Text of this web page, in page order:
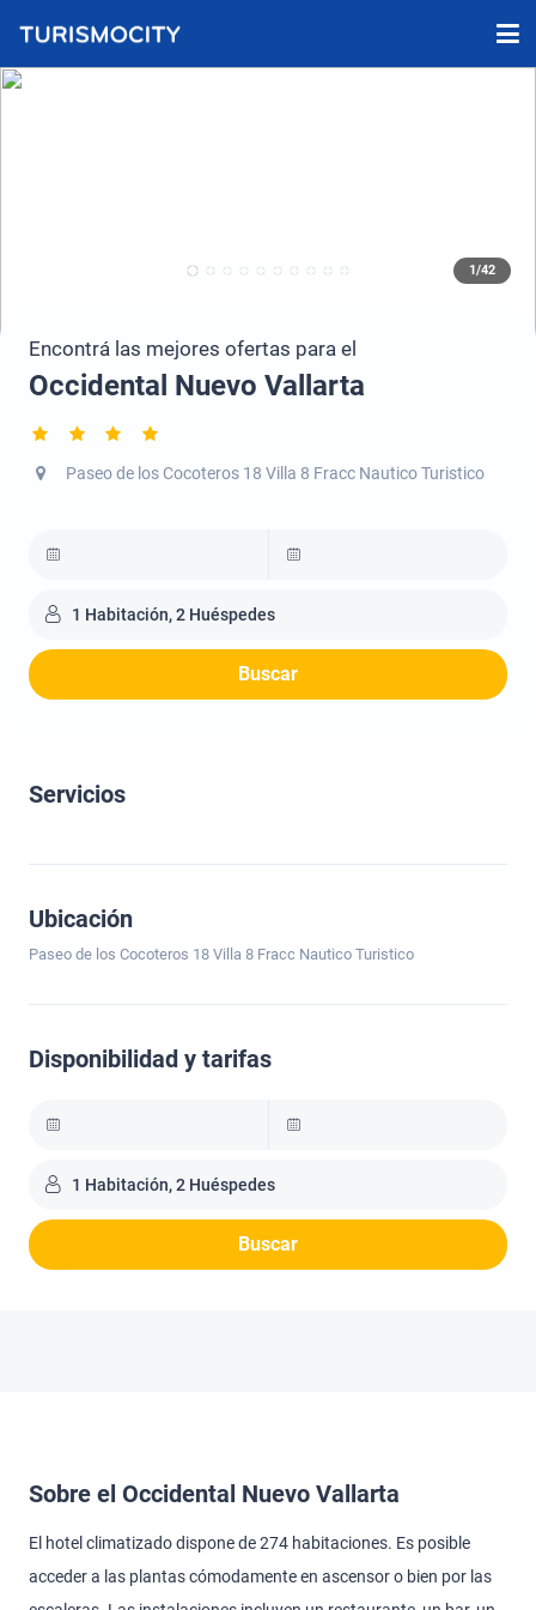
1/42
Encontrá las mejores ofertas para el
Occidental Nuevo Vallarta
Paseo de los Cocoteros 18 Villa 8 Fracc Nautico Turistico
1 Habitación, 2 Huéspedes
Buscar
Servicios
Ubicación
Paseo de los Cocoteros 18 Villa 8 Fracc Nautico Turistico
Disponibilidad y tarifas
1 Habitación, 2 Huéspedes
Buscar
Sobre el Occidental Nuevo Vallarta
El hotel climatizado dispone de 274 habitaciones. Es posible
acceder a las plantas cómodamente en ascensor o bien por las